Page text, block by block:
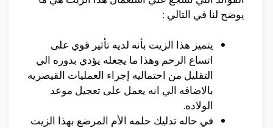
يوضح لنا في التالي :
يتميز هذا الزيت بأنه لديه تأثير قوي على
اتساع الرحم وهذا ما يجعله يؤدي بدوره الي
التقليل من احتماليه إجراء العمليات القيصريه
بالاضافه الي انه يعمل على تعجيل موعد
الولاده.
في حاله تدليك حلمه الأم المرضع بهذا الزيت